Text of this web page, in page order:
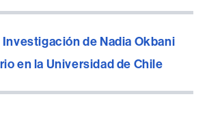
de Nadia Okbani
en la Universidad de Chile